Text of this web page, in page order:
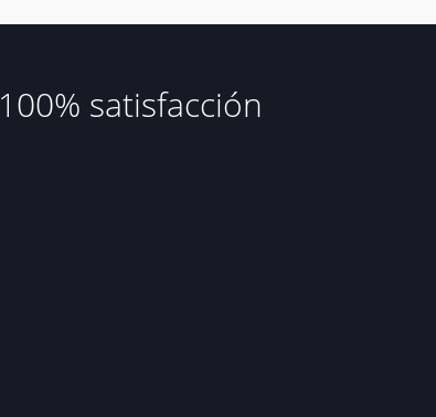
100% satisfacción